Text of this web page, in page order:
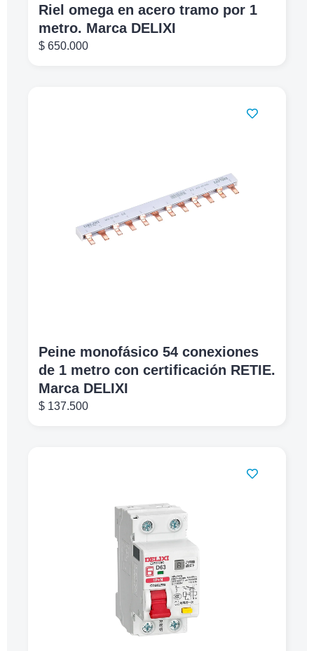
Riel omega en acero tramo por 1
metro. Marca DELIXI
$ 650.000
Peine monofásico 54 conexiones
de 1 metro con certificación RETIE.
Marca DELIXI
$ 137.500